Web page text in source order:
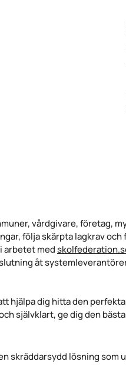
vårdgivare, företag,
följa skärpta lagkrav och
arbetet med
åt
hjälpa dig hitta den
självklart, ge dig den
skräddarsydd lösning som